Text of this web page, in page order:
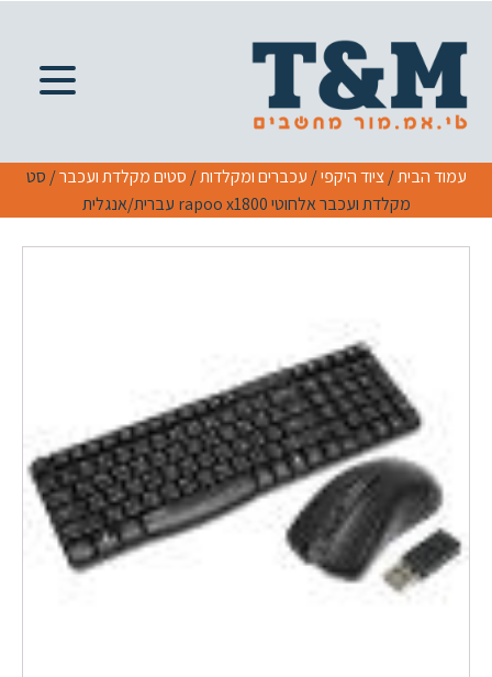
עמוד הבית/ציוד היקפי/ עכברים ומקלדות/ סטים מקלדת ועכבר/ סט
מקלדת ועכבר אלחוטי rapoo x1800 עברית/אנגלית